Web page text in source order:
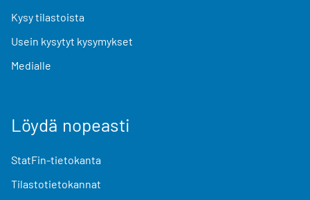
Kysy tilastoista
Usein kysytyt kysymykset
Medialle
Löydä nopeasti
StatFin-tietokanta
Tilastotietokannat